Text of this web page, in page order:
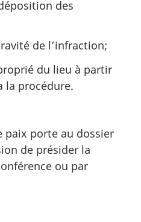
des
de l’infraction;
du lieu à partir
la procédure.
paix porte au dossier
de présider la
ou par